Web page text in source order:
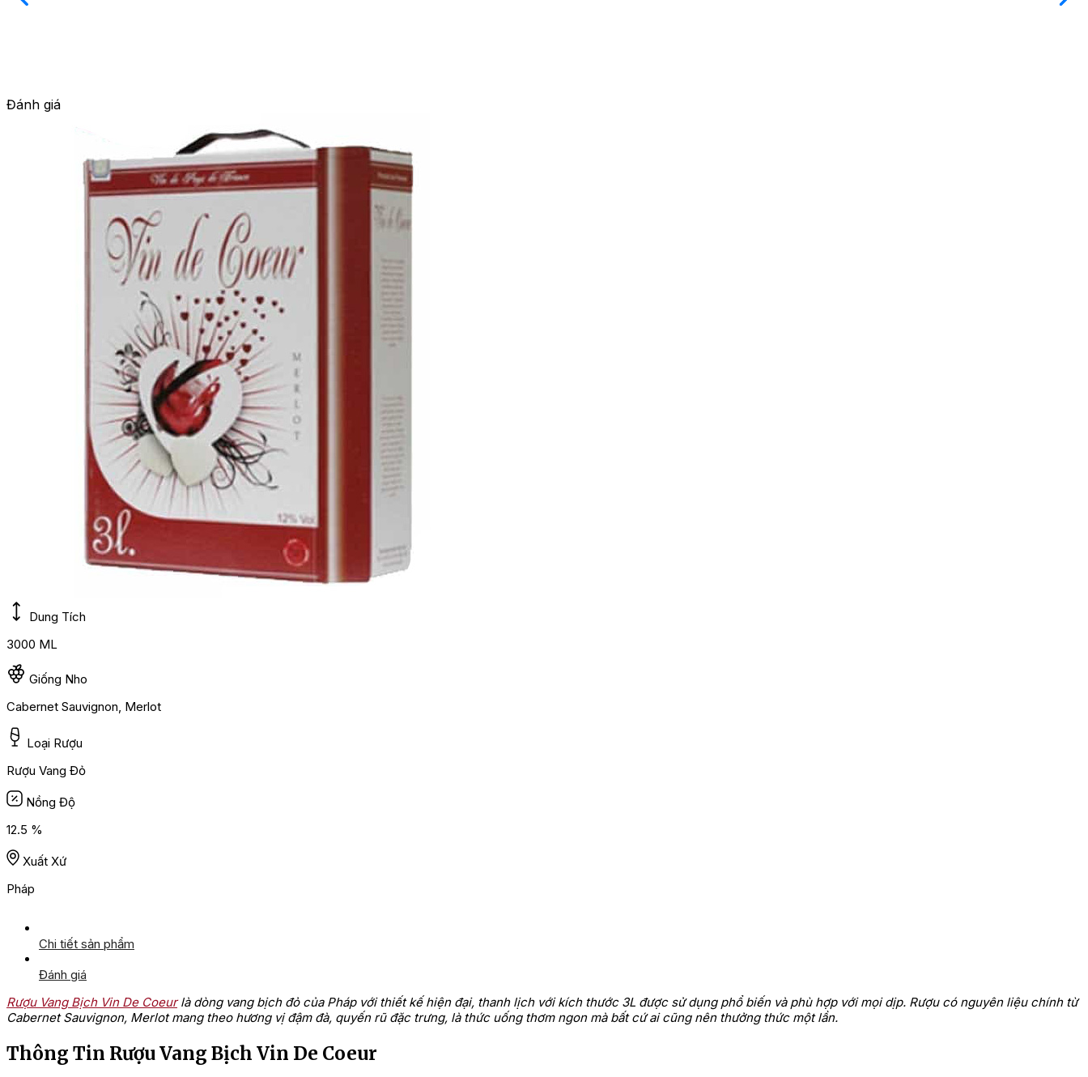
Đánh giá
Dung Tích
3000 ML
Giống Nho
Cabernet Sauvignon, Merlot
Loại Rượu
Rượu Vang Đỏ
Nồng Độ
12.5 %
Xuất Xứ
Pháp
Chi tiết sản phẩm
Đánh giá
Rượu Vang Bịch Vin De Coeurlà dòng vang bịch đỏ của Pháp với thiết kế hiện đại, thanh lịch với kích thước 3L được sử dụng phổ biến và phù hợp với mọi dịp. Rượu có nguyên liệu chính từ
Cabernet Sauvignon, Merlot mang theo hương vị đậm đà, quyến rũ đặc trưng, là thức uống thơm ngon mà bất cứ ai cũng nên thưởng thức một lần.
Thông Tin Rượu Vang Bịch Vin De Coeur